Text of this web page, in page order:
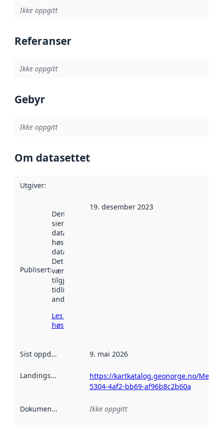
Ikke oppgitt
Referanser
Ikke oppgitt
Gebyr
Ikke oppgitt
Om datasettet
Utgiver:
Publisert:
Denne datoen
sier når
datasettet ble
høstet av
data.norge.no.
Det kan ha
vært
tilgjengelig
tidligere
andre steder.
Les mer om
høsting her
19. desember 2023
Sist oppdatert 9. mai 2026
Landingsside
https://kartkatalog.geonorge.no/
5304-4af2-bb69-af96b8c2b60a
Dokumentasjon Ikke oppgitt